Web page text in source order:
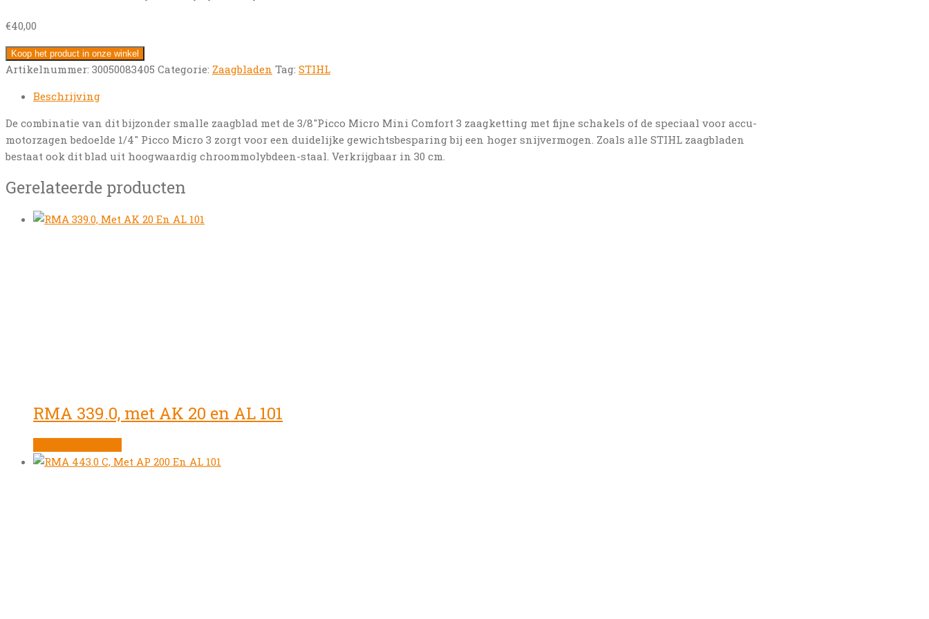
€40,00
Koop het product in onze winkel
Artikelnummer: 30050083405 Categorie: Zaagbladen Tag: STIHL
Beschrijving
De combinatie van dit bijzonder smalle zaagblad met de 3/8″Picco Micro Mini Comfort 3 zaagketting met fijne schakels of de speciaal voor accu-
motorzagen bedoelde 1/4″ Picco Micro 3 zorgt voor een duidelijke gewichtsbesparing bij een hoger snijvermogen. Zoals alle STIHL zaagbladen
bestaat ook dit blad uit hoogwaardig chroommolybdeen-staal. Verkrijgbaar in 30 cm.
Gerelateerde producten
RMA 339.0, met AK 20 en AL 101